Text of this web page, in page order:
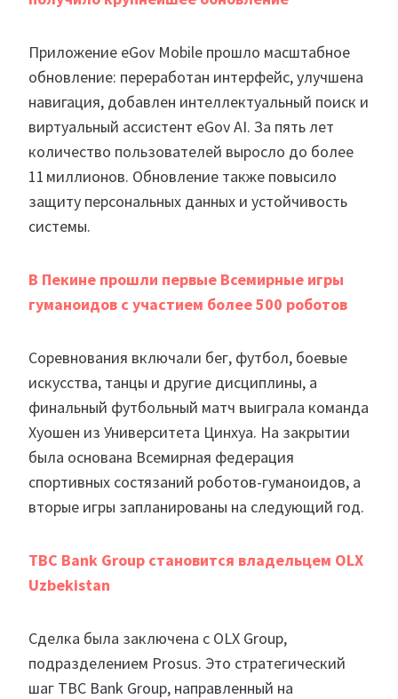
Приложение eGov Mobile прошло масштабное
обновление: переработан интерфейс, улучшена
навигация, добавлен интеллектуальный поиск и
виртуальный ассистент eGov AI. За пять лет
количество пользователей выросло до более
11 миллионов. Обновление также повысило
защиту персональных данных и устойчивость
системы.
В Пекине прошли первые Всемирные игры
гуманоидов с участием более 500 роботов
Соревнования включали бег, футбол, боевые
искусства, танцы и другие дисциплины, а
финальный футбольный матч выиграла команда
Хуошен из Университета Цинхуа. На закрытии
была основана Всемирная федерация
спортивных состязаний роботов-гуманоидов, а
вторые игры запланированы на следующий год.
TBC Bank Group становится владельцем OLX
Uzbekistan
Сделка была заключена с OLX Group,
подразделением Prosus. Это стратегический
шаг TBC Bank Group, направленный на